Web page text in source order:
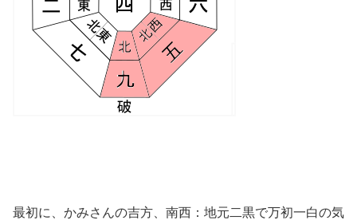
最初に、かみさんの吉方、南西：地元二黒で万初一白の気